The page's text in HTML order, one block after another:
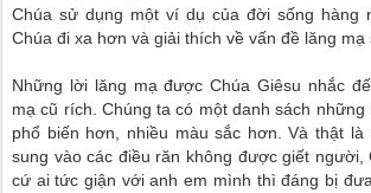
Chúa sử dụng một ví dụ của đời sống hàng
Chúa đi xa hơn và giải thích về vấn đề lăng mạ
Những lời lăng mạ được Chúa Giêsu nhắc
mạ cũ rích. Chúng ta có một danh sách những
phổ biến hơn, nhiều màu sắc hơn. Và thật
sung vào các điều răn không được giết người,
cứ ai tức giận với anh em mình thì đáng bị